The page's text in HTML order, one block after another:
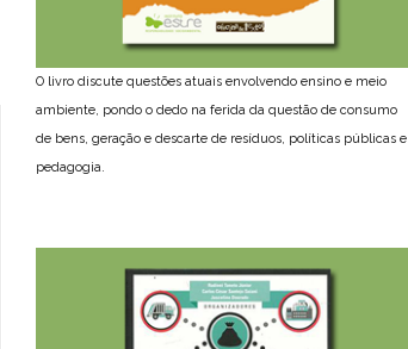
O livro discute questões atuais envolvendo ensino e meio
ambiente, pondo o dedo na ferida da questão de consumo
de bens, geração e descarte de resíduos, políticas públicas e
pedagogia.